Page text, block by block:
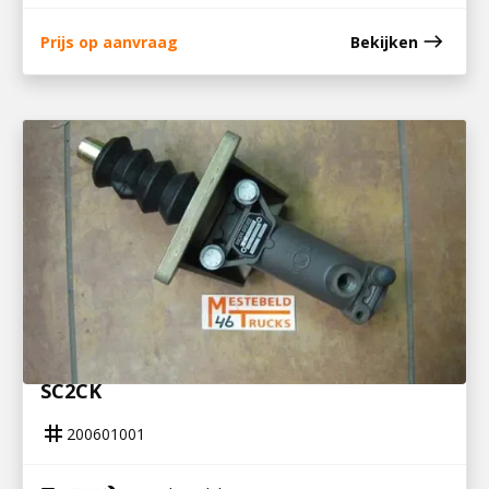
Prijs op aanvraag Bekijken east
200601001
KOPPELINGSBEKRACHTIGER IVECO TYPE
SC2CK
tag 200601001